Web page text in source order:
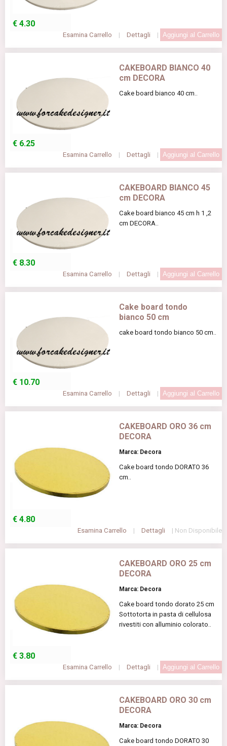
€ 4.30
Esamina Carrello | Dettagli |
CAKEBOARD BIANCO 40
cm DECORA
Cake board bianco 40 cm..
€ 6.25
Esamina Carrello | Dettagli |
CAKEBOARD BIANCO 45
cm DECORA
Cake board bianco 45 cm h 1 ,2
cm DECORA..
€ 8.30
Esamina Carrello | Dettagli |
Cake board tondo
bianco 50 cm
cake board tondo bianco 50 cm..
€ 10.70
Esamina Carrello | Dettagli |
CAKEBOARD ORO 36 cm
DECORA
Marca: Decora
Cake board tondo DORATO 36
cm..
€ 4.80
Esamina Carrello | Dettagli | Non Disponibile
CAKEBOARD ORO 25 cm
DECORA
Marca: Decora
Cake board tondo dorato 25 cm
Sottotorta in pasta di cellulosa
rivestiti con alluminio colorato..
€ 3.80
Esamina Carrello | Dettagli |
CAKEBOARD ORO 30 cm
DECORA
Marca: Decora
Cake board tondo DORATO 30